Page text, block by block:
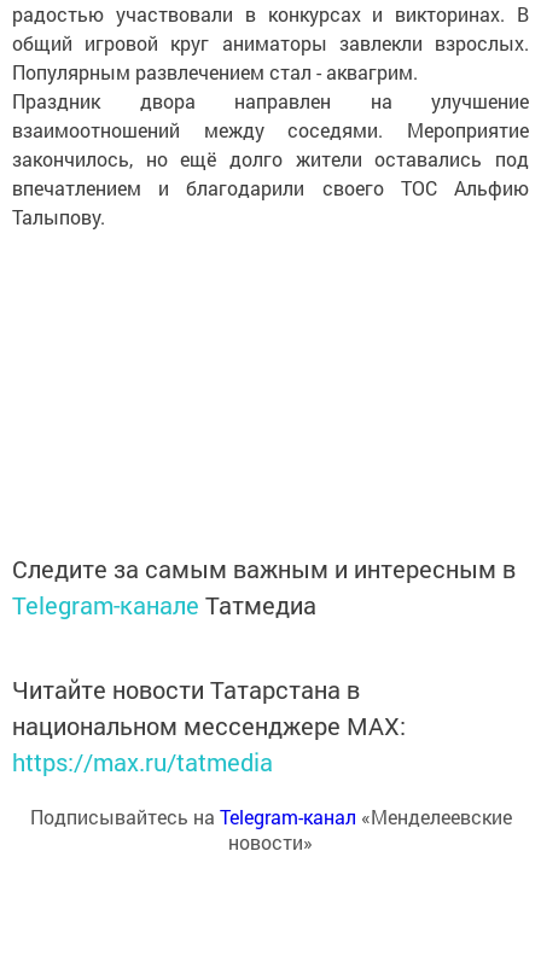
радостью участвовали в конкурсах и викторинах. В
общий игровой круг аниматоры завлекли взрослых.
Популярным развлечением стал - аквагрим.
Праздник двора направлен на улучшение
взаимоотношений между соседями. Мероприятие
закончилось, но ещё долго жители оставались под
впечатлением и благодарили своего ТОС Альфию
Талыпову.
Следите за самым важным и интересным в
Telegram-канале Татмедиа
Читайте новости Татарстана в
национальном мессенджере MАХ:
https://max.ru/tatmedia
Подписывайтесь на Telegram-канал «Менделеевские
новости»